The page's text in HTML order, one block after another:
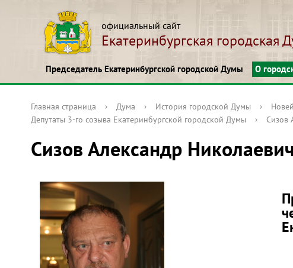
официальный сайт
Екатеринбургская городская
Председатель Екатеринбургской городской Думы О
Главная страница › Дума › История городской Думы ›
Депутаты 3-го созыва Екатеринбургской городской Думы
› Сизов
Сизов Александр